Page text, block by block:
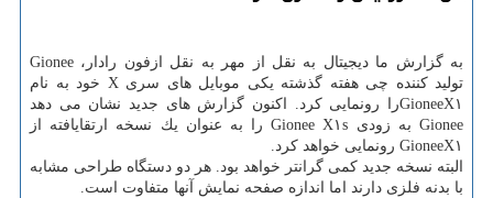
به گزارش ما دیجیتال به نقل از مهر به نقل ازفون رادار، Gionee
تولید كننده چی هفته گذشته یكی موبایل های سری X خود به نام
GioneeX۱را رونمایی كرد. اكنون گزارش های جدید نشان می دهد
Gionee به زودی Gionee X۱s را به عنوان یك نسخه ارتقایافته از
GioneeX۱ رونمایی خواهد كرد.
البته نسخه جدید كمی گرانتر خواهد بود. هر دو دستگاه طراحی مشابه
با بدنه فلزی دارند اما اندازه صفحه نمایش آنها متفاوت است.